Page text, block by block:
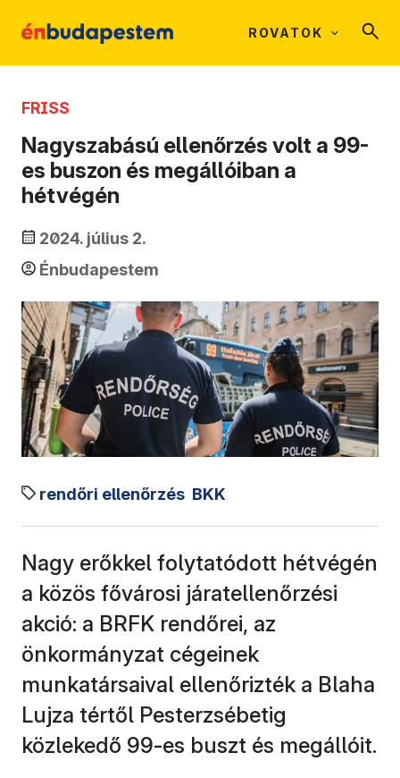
ROVATOK
FRISS
Nagyszabású ellenőrzés volt a 99-
es buszon és megállóiban a
hétvégén
2024. július 2.
Énbudapestem
rendőri ellenőrzés BKK
Nagy erőkkel folytatódott hétvégén
a közös fővárosi járatellenőrzési
akció: a BRFK rendőrei, az
önkormányzat cégeinek
munkatársaival ellenőrizték a Blaha
Lujza tértől Pesterzsébetig
közlekedő 99-es buszt és megállóit.